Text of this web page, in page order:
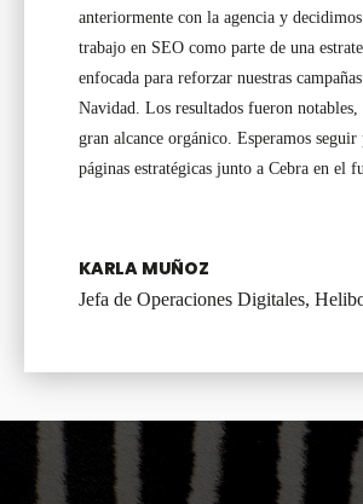
anteriormente con la agencia y
trabajo en SEO como parte de una
enfocada para reforzar nuestras
Navidad. Los resultados fueron
gran alcance orgánico. Esperamos seguir
páginas estratégicas junto a Cebra en el
KARLA MUÑOZ
Jefa de Operaciones Digitales,